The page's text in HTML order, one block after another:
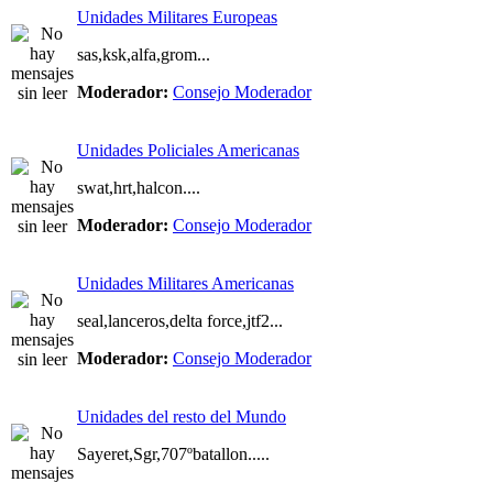
Unidades Militares Europeas
sas,ksk,alfa,grom...
Moderador: Consejo Moderador
Unidades Policiales Americanas
swat,hrt,halcon....
Moderador: Consejo Moderador
Unidades Militares Americanas
seal,lanceros,delta force,jtf2...
Moderador: Consejo Moderador
Unidades del resto del Mundo
Sayeret,Sgr,707ºbatallon.....